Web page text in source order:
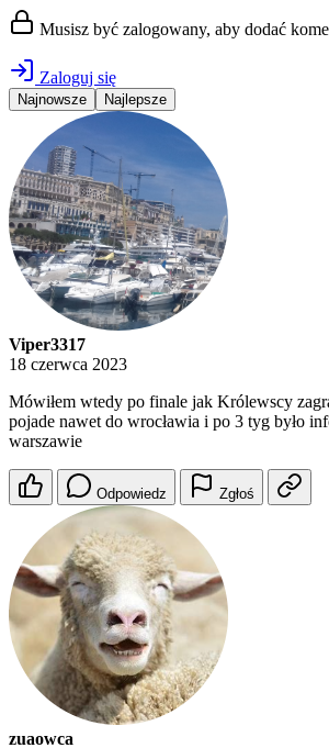
Musisz być zalogowany, aby dodać
Zaloguj się
Najnowsze Najlepsze
Viper3317
18 czerwca 2023
Mówiłem wtedy po finale jak Królewscy
pojade nawet do wrocławia i po 3 tyg było
warszawie
Odpowiedz Zgłoś
zuaowca